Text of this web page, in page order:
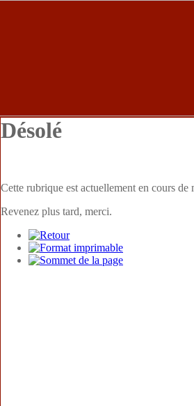
Désolé
Cette rubrique est actuellement en cours de
Revenez plus tard, merci.